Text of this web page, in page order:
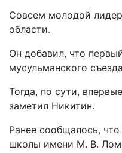
Совсем молодой
области.
Он добавил, что
мусульманского
Тогда, по сути,
заметил Никитин.
Ранее сообщалось,
школы имени М. В.